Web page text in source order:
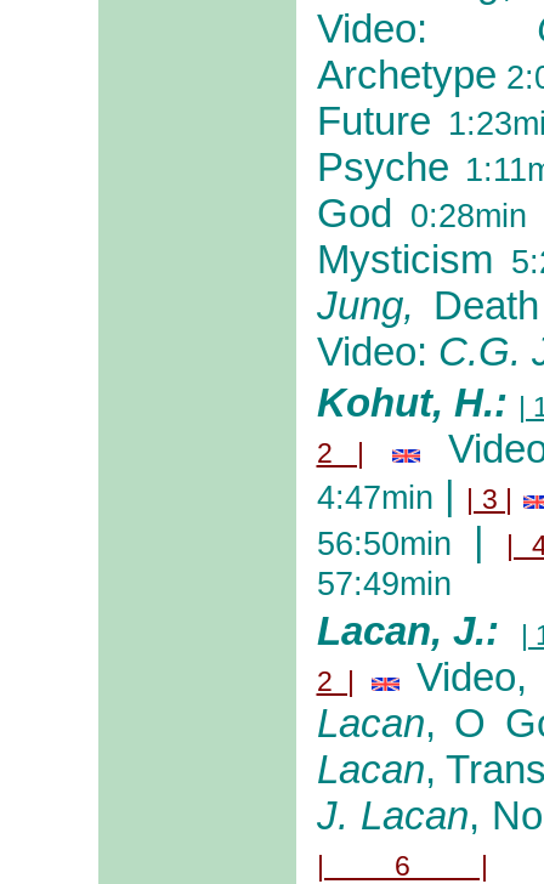
Video:
Archetype
Future
Psyche
God 0:28min
Mysticism
Jung,
Video: C.G.
Kohut, H.: |
2 |
4:47min | | 3 |
56:50min | |
57:49min
Lacan, J.:
|
2 |
Lacan, O
Lacan,
J. Lacan,
| 6 |